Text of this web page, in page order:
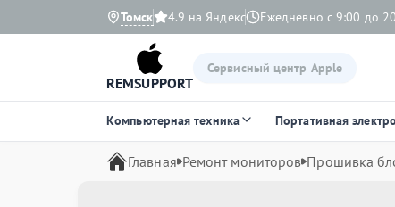
Томск 4.9 на Яндекс Ежедневно с 9:00 до
REMSUPPORT
Сервисный центр Apple
Компьютерная техника Портативная
Главная Ремонт мониторов Прошивка